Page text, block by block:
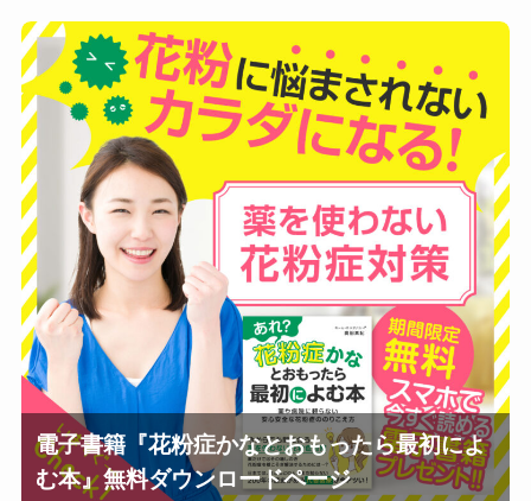
電子書籍『花粉症かなとおもったら最初によ
む本』無料ダウンロードページ